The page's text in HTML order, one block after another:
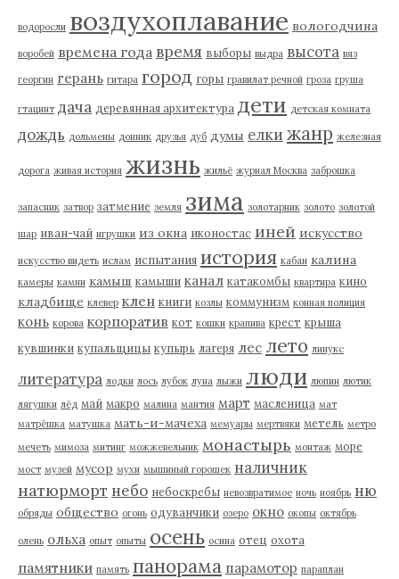
водоросли воздухоплавание вологодчина
воробей времена года время выборы выдра высота вяз
георгин герань гитара город горы гравилат речной гроза груша
гтацинт дача деревянная архитектура дети детская комната
дождь дольмены донник друзья дуб думы елки жанр железная
дорога живая история жизнь жильё журнал Москва заброшка
запасник затвор затмение земля зима золотарник золото золотой
шар иван-чай игрушки из окна иконостас иней искусство
искусство видеть ислам испытания история кабан калина
камеры камни камыш камыши канал катакомбы квартира кино
кладбище клевер клен книги козлы коммунизм конная полиция
конь корова корпоратив кот кошки крапива крест крыша
кувшинки купальщицы купырь лагеря лес лето линукс
литература лодки лось лубок луна лыжи люди люпин лютик
лягушки лёд май макро малина мантия март масленица мат
матрёшка матушка мать-и-мачеха мемуары мертвяки метель метро
мечеть мимоза митинг можжевельник монастырь монтаж море
мост музей мусор мухи мышиный горошек наличник
натюрморт небо небоскребы невозвратимое ночь ноябрь ню
обряды общество огонь одуванчики озеро окно окопы октябрь
олень ольха опыт опыты осень осина отец охота
памятники память панорама парамотор параплан